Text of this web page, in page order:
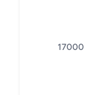
17000